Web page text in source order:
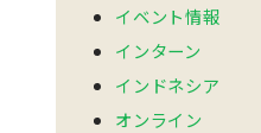
イベント情報
インターン
インドネシア
オンライン